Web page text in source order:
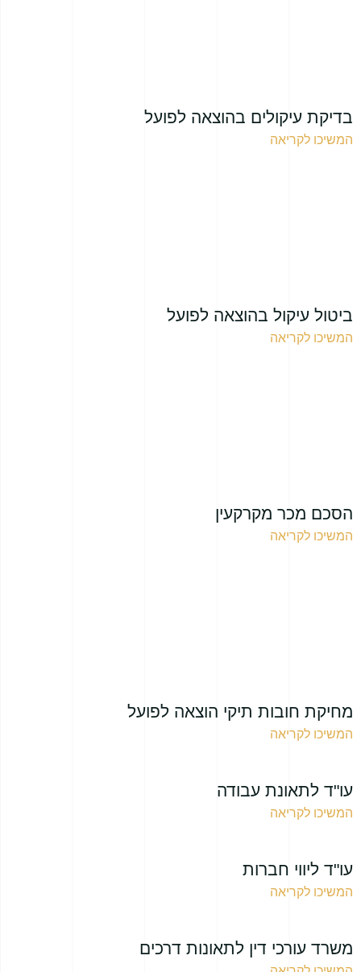
בדיקת עיקולים בהוצאה לפועל
המשיכו לקריאה
ביטול עיקול בהוצאה לפועל
המשיכו לקריאה
הסכם מכר מקרקעין
המשיכו לקריאה
מחיקת חובות תיקי הוצאה לפועל
המשיכו לקריאה
עו"ד לתאונת עבודה
המשיכו לקריאה
עו"ד ליווי חברות
המשיכו לקריאה
משרד עורכי דין לתאונות דרכים